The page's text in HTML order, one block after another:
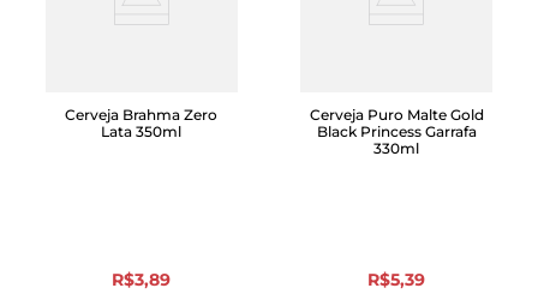
Cerveja Brahma Zero
Lata 350ml
R$3,89
Cerveja Puro Malte Gold
Black Princess Garrafa
330ml
R$5,39